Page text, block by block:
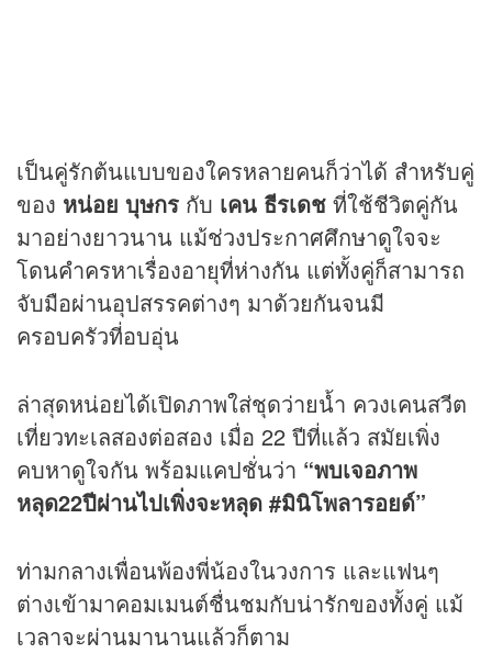
เป็นคู่รักต้นแบบของใครหลายคนก็ว่าได้ สำหรับคู่
ของ หน่อย บุษกร กับ เคน ธีรเดช ที่ใช้ชีวิตคู่กัน
มาอย่างยาวนาน แม้ช่วงประกาศศึกษาดูใจจะ
โดนคำครหาเรื่องอายุที่ห่างกัน แต่ทั้งคู่ก็สามารถ
จับมือผ่านอุปสรรคต่างๆ มาด้วยกันจนมี
ครอบครัวที่อบอุ่น
ล่าสุดหน่อยได้เปิดภาพใส่ชุดว่ายน้ำ ควงเคนสวีต
เที่ยวทะเลสองต่อสอง เมื่อ 22 ปีที่แล้ว สมัยเพิ่ง
คบหาดูใจกัน พร้อมแคปชั่นว่า “พบเจอภาพ
หลุด22ปีผ่านไปเพิ่งจะหลุด #มินิโพลารอยด์”
ท่ามกลางเพื่อนพ้องพี่น้องในวงการ และแฟนๆ
ต่างเข้ามาคอมเมนต์ชื่นชมกับน่ารักของทั้งคู่ แม้
เวลาจะผ่านมานานแล้วก็ตาม